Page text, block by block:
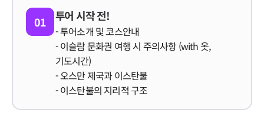
01 투어 시작 전!
- 투어소개 및 코스안내
- 이슬람 문화권 여행 시 주의사항 (with 옷,
기도시간)
- 오스만 제국과 이스탄불
- 이스탄불의 지리적 구조